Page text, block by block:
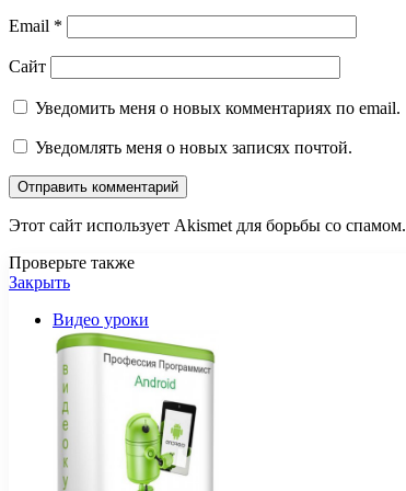
Email *
Сайт
Уведомить меня о новых комментариях по email.
Уведомлять меня о новых записях почтой.
Этот сайт использует Akismet для борьбы со спамом.
Проверьте также
Закрыть
Видео уроки